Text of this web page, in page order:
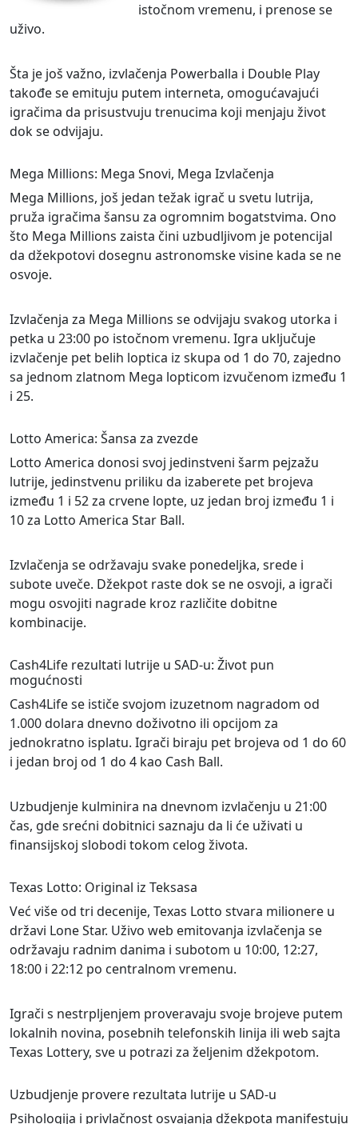
istočnom vremenu, i prenose se
uživo.
Šta je još važno, izvlačenja Powerballa i Double Play
takođe se emituju putem interneta, omogućavajući
igračima da prisustvuju trenucima koji menjaju život
dok se odvijaju.
Mega Millions: Mega Snovi, Mega Izvlačenja
Mega Millions, još jedan težak igrač u svetu lutrija,
pruža igračima šansu za ogromnim bogatstvima. Ono
što Mega Millions zaista čini uzbudljivom je potencijal
da džekpotovi dosegnu astronomske visine kada se ne
osvoje.
Izvlačenja za Mega Millions se odvijaju svakog utorka i
petka u 23:00 po istočnom vremenu. Igra uključuje
izvlačenje pet belih loptica iz skupa od 1 do 70, zajedno
sa jednom zlatnom Mega lopticom izvučenom između 1
i 25.
Lotto America: Šansa za zvezde
Lotto America donosi svoj jedinstveni šarm pejzažu
lutrije, jedinstvenu priliku da izaberete pet brojeva
između 1 i 52 za crvene lopte, uz jedan broj između 1 i
10 za Lotto America Star Ball.
Izvlačenja se održavaju svake ponedeljka, srede i
subote uveče. Džekpot raste dok se ne osvoji, a igrači
mogu osvojiti nagrade kroz različite dobitne
kombinacije.
Cash4Life rezultati lutrije u SAD-u: Život pun
mogućnosti
Cash4Life se ističe svojom izuzetnom nagradom od
1.000 dolara dnevno doživotno ili opcijom za
jednokratno isplatu. Igrači biraju pet brojeva od 1 do 60
i jedan broj od 1 do 4 kao Cash Ball.
Uzbudjenje kulminira na dnevnom izvlačenju u 21:00
čas, gde srećni dobitnici saznaju da li će uživati u
finansijskoj slobodi tokom celog života.
Texas Lotto: Original iz Teksasa
Već više od tri decenije, Texas Lotto stvara milionere u
državi Lone Star. Uživo web emitovanja izvlačenja se
održavaju radnim danima i subotom u 10:00, 12:27,
18:00 i 22:12 po centralnom vremenu.
Igrači s nestrpljenjem proveravaju svoje brojeve putem
lokalnih novina, posebnih telefonskih linija ili web sajta
Texas Lottery, sve u potrazi za željenim džekpotom.
Uzbudjenje provere rezultata lutrije u SAD-u
Psihologija i privlačnost osvajanja džekpota manifestuju